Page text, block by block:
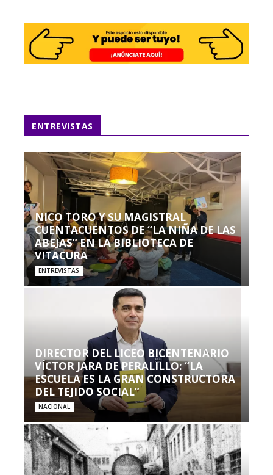
ENTREVISTAS
NICO TORO Y SU MAGISTRAL
CUENTACUENTOS DE “LA NIÑA DE LAS
ABEJAS” EN LA BIBLIOTECA DE
VITACURA
ENTREVISTAS
DIRECTOR DEL LICEO BICENTENARIO
VÍCTOR JARA DE PERALILLO: “LA
ESCUELA ES LA GRAN CONSTRUCTORA
DEL TEJIDO SOCIAL”
NACIONAL